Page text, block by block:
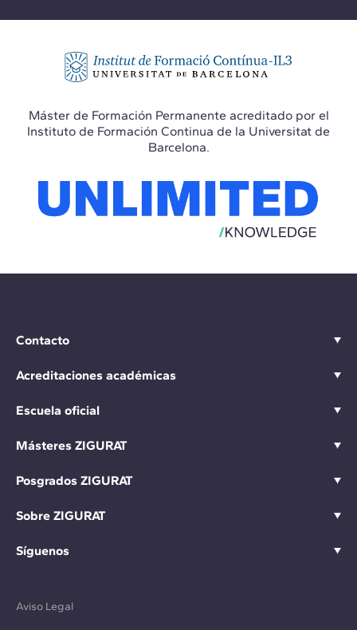
Máster de Formación Permanente acreditado por el
Instituto de Formación Continua de la Universitat de
Barcelona.
Contacto
Acreditaciones académicas
Escuela oficial
Másteres ZIGURAT
Posgrados ZIGURAT
Sobre ZIGURAT
Síguenos
Aviso Legal